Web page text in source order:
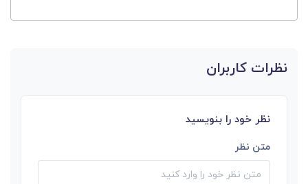
نظرات کاربران
نظر خود را بنویسید
متن نظر